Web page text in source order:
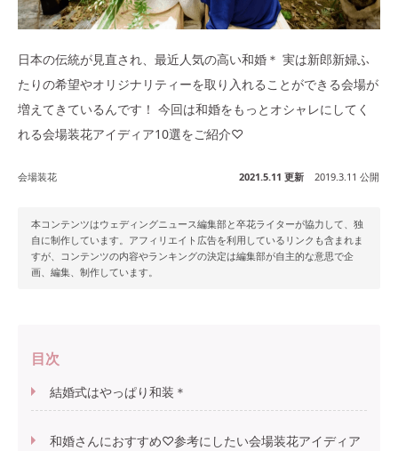
日本の伝統が見直され、最近人気の高い和婚＊ 実は新郎新婦ふ
たりの希望やオリジナリティーを取り入れることができる会場が
増えてきているんです！ 今回は和婚をもっとオシャレにしてく
れる会場装花アイディア10選をご紹介♡
会場装花 2021.5.11 更新 2019.3.11 公開
本コンテンツはウェディングニュース編集部と卒花ライターが協力して、独
自に制作しています。アフィリエイト広告を利用しているリンクも含まれま
すが、コンテンツの内容やランキングの決定は編集部が自主的な意思で企
画、編集、制作しています。
目次
結婚式はやっぱり和装＊
和婚さんにおすすめ♡参考にしたい会場装花アイディア